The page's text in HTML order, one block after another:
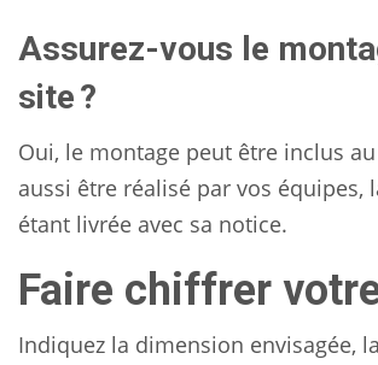
Assurez-vous le
site ?
Oui, le montage peut être inclus
aussi être réalisé par vos équipes,
étant livrée avec sa notice.
Faire chiffrer
Indiquez la dimension envisagée,